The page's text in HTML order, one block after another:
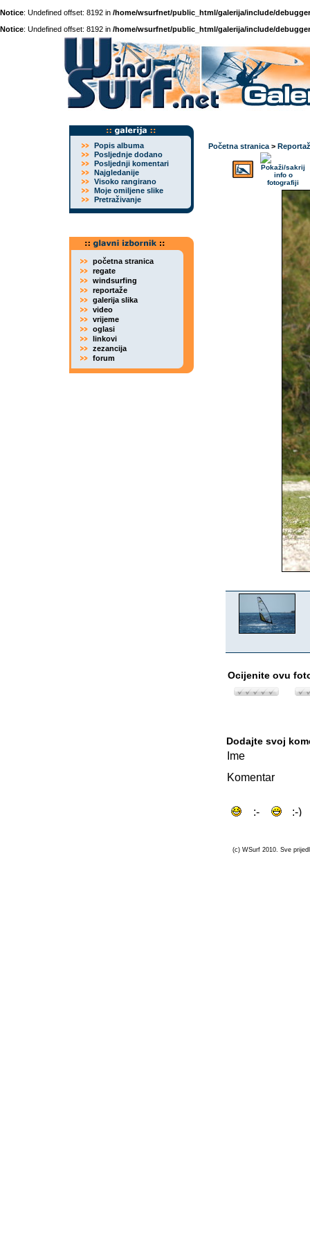
Notice: Undefined offset: 8192 in /home/wsurfnet/public_html/galerija/include/
Notice: Undefined offset: 8192 in /home/wsurfnet/public_html/galerija/include/
Popis albuma
Posljednje dodano
Posljednji komentari
Najgledanije
Visoko rangirano
Moje omiljene slike
Pretraživanje
početna stranica
regate
windsurfing
reportaže
galerija slika
video
vrijeme
oglasi
linkovi
zezancija
forum
Početna stranica >
Ocijenite ovu
Dodajte svoj
Ime
Komentar
(c) WSurf 2010. Sve